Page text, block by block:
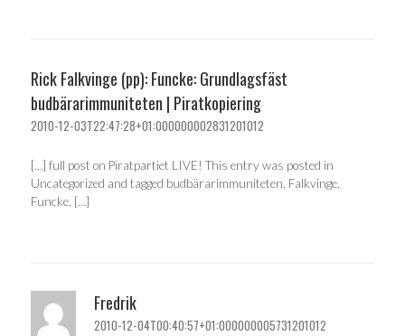
Rick Falkvinge (pp): Funcke: Grundlagsfäst
budbärarimmuniteten | Piratkopiering
2010-12-03T22:47:28+01:000000002831201012
[…] full post on Piratpartiet LIVE! This entry was posted in
Uncategorized and tagged budbärarimmuniteten, Falkvinge,
Funcke, […]
Fredrik
2010-12-04T00:40:57+01:000000005731201012